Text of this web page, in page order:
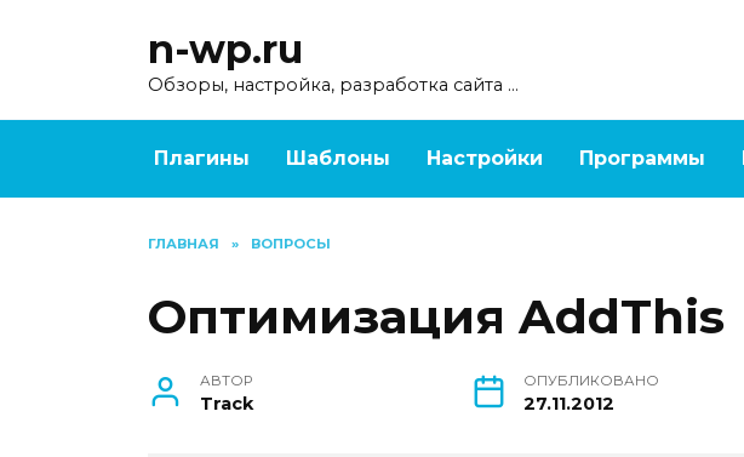
n-wp.ru
Обзоры, настройка, разработка сайта …
Плагины Шаблоны Настройки Программы
ГЛАВНАЯ » ВОПРОСЫ
Оптимизация AddThis
АВТОР
Track
ОПУБЛИКОВАНО
27.11.2012